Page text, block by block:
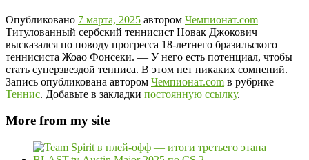
Опубликовано 7 марта, 2025 автором Чемпионат.com
Титулованный сербский теннисист Новак Джокович
высказался по поводу прогресса 18-летнего бразильского
теннисиста Жоао Фонсеки. — У него есть потенциал, чтобы
стать суперзвездой тенниса. В этом нет никаких сомнений.
Запись опубликована автором Чемпионат.com в рубрике
Теннис. Добавьте в закладки постоянную ссылку.
More from my site